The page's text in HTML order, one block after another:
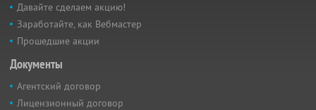
Давайте сделаем акцию!
Заработайте, как Вебмастер
Прошедшие акции
Документы
Агентский договор
Лицензионный договор